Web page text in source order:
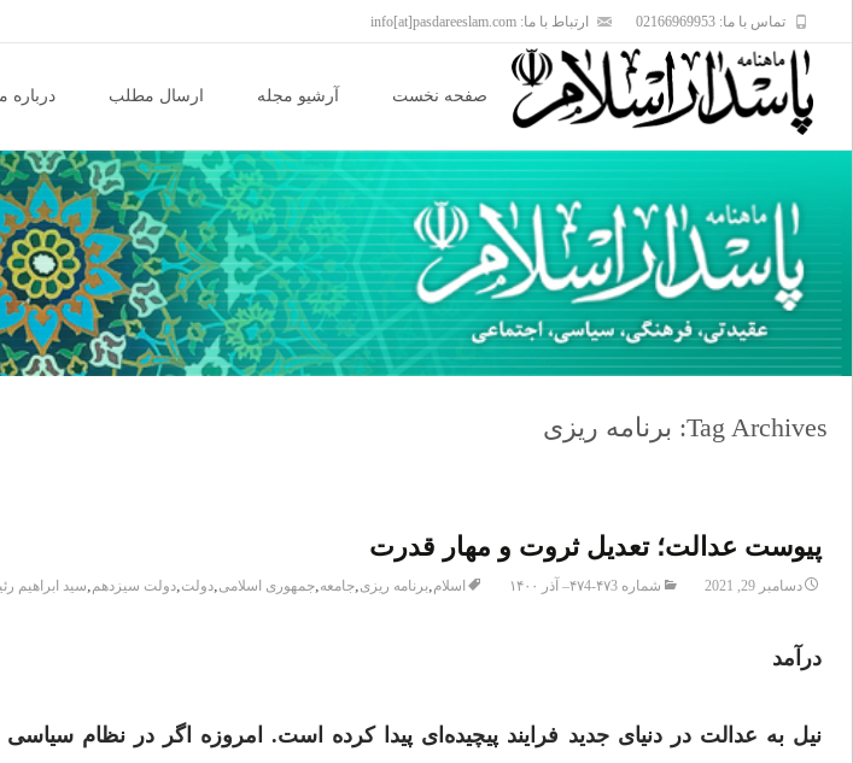
تماس با ما: 02166969953 ارتباط با ما: info[at]pasdareeslam.com
content
صفحه نخست آرشیو مجله ارسال مطلب درباره
Tag Archives: برنامه ریزی
پیوست عدالت؛ تعدیل ثروت و مهار‌ قدرت
دسامبر 29, 2021 شماره ۴۷3-۴۷4– آذر ۱۴۰۰ اسلام,برنامه ریزی,جامعه,جمهوری اسلامی,دولت,دولت سیزدهم,سید ابراهیم
درآمد
نیل به عدالت در دنیای جدید فرایند پیچیده‌ای پیدا کرده است. امروزه اگر در نظام